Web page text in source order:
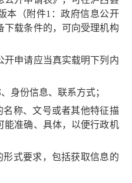
本（附件1：政府信息公开
下载条件的，可向受理机构
申请应当真实载明下列内
份信息、联系方式；
称、文号或者其他特征描
能准确、具体，以便行政机
式要求，包括获取信息的